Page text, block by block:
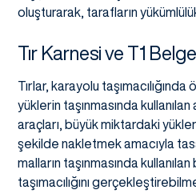
oluşturarak, tarafların
Tır Karnesi ve T1
Tırlar, karayolu
yüklerin taşınmasında kullanılan
araçları, büyük miktardaki
şekilde nakletmek amacıyla
malların taşınmasında
taşımacılığını